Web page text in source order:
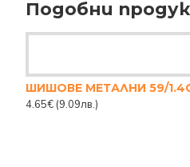
Подобни
4.65€ (9.09лв.)